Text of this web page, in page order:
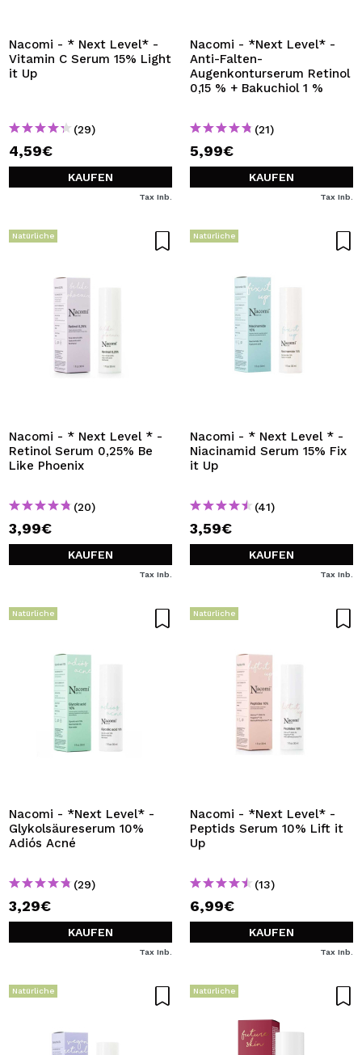
Durch die Erstellung eines Kontos bei Maquillalia.de
können Sie Ihre Einkäufe schnell tätigen, den Status Ihrer
Bestellungen überprüfen und Ihre bisherigen Vorgänge
BENUTZERKONTO ERSTELLEN
Nacomi - * Next Level* -
Vitamin C Serum 15% Light
it Up
(29)
4,59€
KAUFEN
Tax Inb.
Nacomi - *Next Level* -
Anti-Falten-
Augenkonturserum Retinol
0,15 % + Bakuchiol 1 %
(21)
5,99€
KAUFEN
Tax Inb.
Natürliche
Nacomi - * Next Level * -
Retinol Serum 0,25% Be
Like Phoenix
(20)
3,99€
KAUFEN
Tax Inb.
Natürliche
Nacomi - * Next Level * -
Niacinamid Serum 15% Fix
it Up
(41)
3,59€
KAUFEN
Tax Inb.
Natürliche
Nacomi - *Next Level* -
Glykolsäureserum 10%
Adiós Acné
(29)
3,29€
KAUFEN
Tax Inb.
Natürliche
Nacomi - *Next Level* -
Peptids Serum 10% Lift it
Up
(13)
6,99€
KAUFEN
Tax Inb.
Natürliche Natürliche